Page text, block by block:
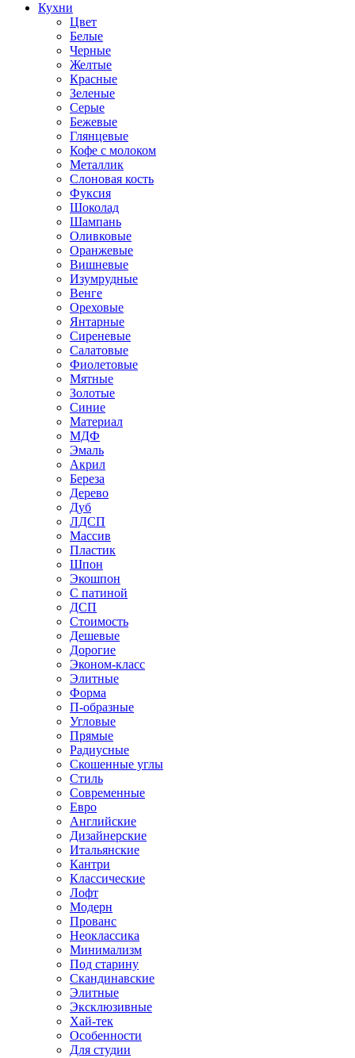
Кухни
Цвет
Белые
Черные
Желтые
Красные
Зеленые
Серые
Бежевые
Глянцевые
Кофе с молоком
Металлик
Слоновая кость
Фуксия
Шоколад
Шампань
Оливковые
Оранжевые
Вишневые
Изумрудные
Венге
Ореховые
Янтарные
Сиреневые
Салатовые
Фиолетовые
Мятные
Золотые
Синие
Материал
МДФ
Эмаль
Акрил
Береза
Дерево
Дуб
ЛДСП
Массив
Пластик
Шпон
Экошпон
С патиной
ДСП
Стоимость
Дешевые
Дорогие
Эконом-класс
Элитные
Форма
П-образные
Угловые
Прямые
Радиусные
Скошенные углы
Стиль
Современные
Евро
Английские
Дизайнерские
Итальянские
Кантри
Классические
Лофт
Модерн
Прованс
Неоклассика
Минимализм
Под старину
Скандинавские
Элитные
Эксклюзивные
Хай-тек
Особенности
Для студии